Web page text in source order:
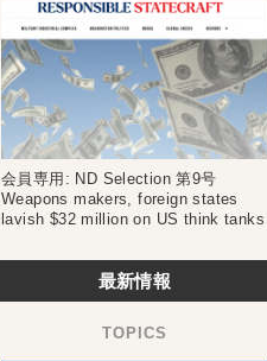
会員専用: ND Selection 第9号
Weapons makers, foreign states
lavish $32 million on US think tanks
最新情報